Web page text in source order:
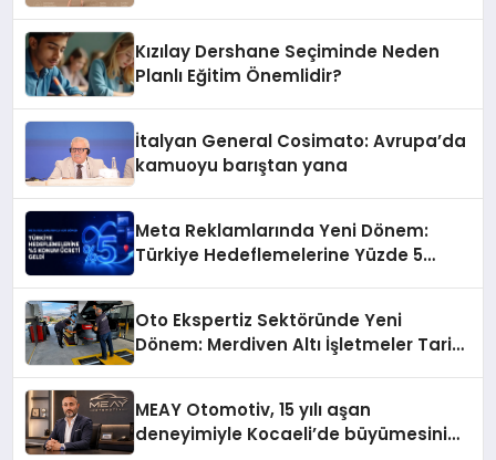
Kızılay Dershane Seçiminde Neden
Planlı Eğitim Önemlidir?
İtalyan General Cosimato: Avrupa’da
kamuoyu barıştan yana
Meta Reklamlarında Yeni Dönem:
Türkiye Hedeflemelerine Yüzde 5
Oto Ekspertiz Sektöründe Yeni
Dönem: Merdiven Altı İşletmeler Tarih
MEAY Otomotiv, 15 yılı aşan
deneyimiyle Kocaeli’de büyümesini